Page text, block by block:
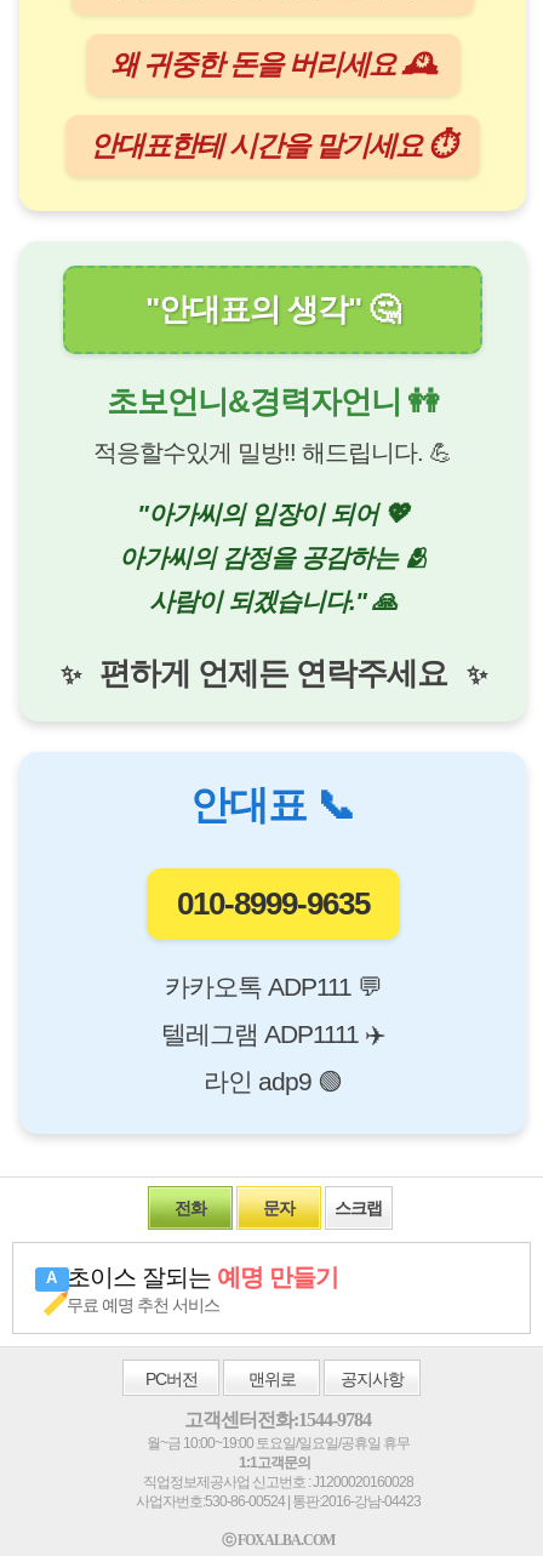
왜 귀중한 돈을 버리세요 🕰️
안대표한테 시간을 맡기세요 ⏱️
"안대표의 생각" 🤔
초보언니&경력자언니 👭
적응할수있게 밀방!! 해드립니다. 💪
"아가씨의 입장이 되어 💖
아가씨의 감정을 공감하는 🫂
사람이 되겠습니다." 🙏
✨ 편하게 언제든 연락주세요 ✨
안대표 📞
010-8999-9635
카카오톡 ADP111 💬
텔레그램 ADP1111 ✈️
라인 adp9 🟢
전화 문자 스크랩
초이스 잘되는 예명 만들기
무료 예명 추천 서비스
PC버전 맨위로 공지사항
고객센터전화:1544-9784
월~금 10:00~19:00 토요일/일요일/공휴일 휴무
1:1고객문의
직업정보제공사업 신고번호 : J1200020160028
사업자번호:530-86-00524 | 통판:2016-강남-04423
ⓒ FOXALBA.COM